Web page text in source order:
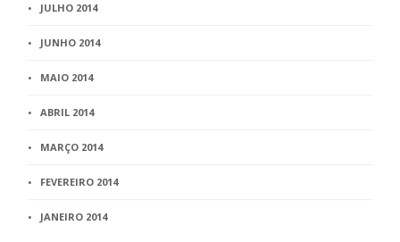
JULHO 2014
JUNHO 2014
MAIO 2014
ABRIL 2014
MARÇO 2014
FEVEREIRO 2014
JANEIRO 2014